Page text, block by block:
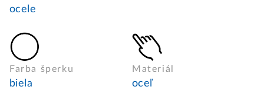
ocele
Farba šperku
biela
Materiál
oceľ